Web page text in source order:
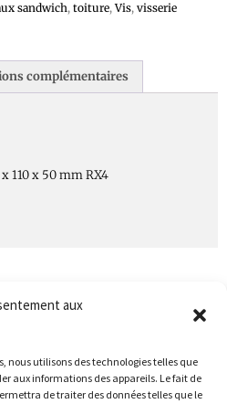
aux
nous utilisons des technologies telles que
aux informations des appareils. Le fait de
de traiter des données telles que le
sandwich, toiture,Vis, visserie
complémentaires
110 x 50 mm RX4